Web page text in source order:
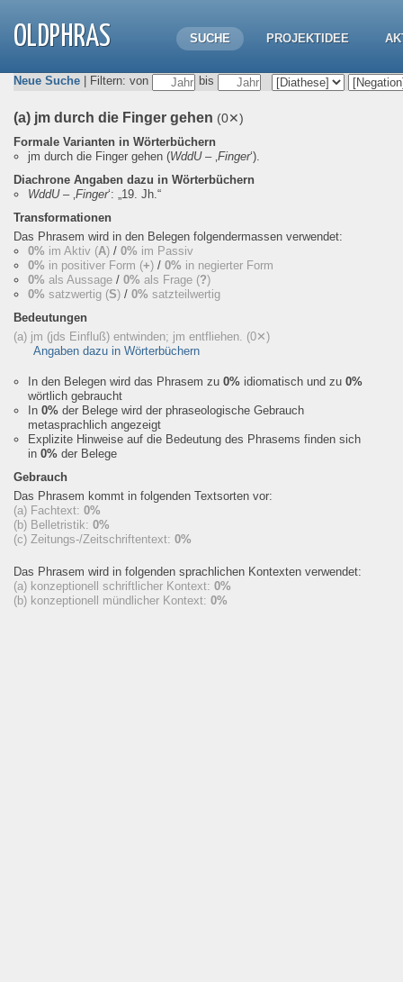
OLDPHRAS SUCHE PROJEKTIDEE
Neue Suche | Filtern: von bis
(a) jm durch die Finger gehen (0✕)
Formale Varianten in Wörterbüchern
jm durch die Finger gehen (WddU– ‚Finger‘).
Diachrone Angaben dazu in Wörterbüchern
WddU– ‚Finger‘: „19. Jh.“
Transformationen
Das Phrasem wird in den Belegen folgendermassen verwendet:
0% im Aktiv (A) / 0% im Passiv
0% in positiver Form (+) / 0% in negierter Form
0% als Aussage / 0% als Frage (?)
0% satzwertig (S) / 0% satzteilwertig
Bedeutungen
(a) jm (jds Einfluß) entwinden; jm entfliehen. (0✕)
Angaben dazu in Wörterbüchern
In den Belegen wird das Phrasem zu 0% idiomatisch und zu 0%
wörtlich gebraucht
In 0% der Belege wird der phraseologische Gebrauch
metasprachlich angezeigt
Explizite Hinweise auf die Bedeutung des Phrasems finden sich
in 0% der Belege
Gebrauch
Das Phrasem kommt in folgenden Textsorten vor:
(a) Fachtext: 0%
(b) Belletristik: 0%
(c) Zeitungs-/Zeitschriftentext: 0%
Das Phrasem wird in folgenden sprachlichen Kontexten verwendet:
(a) konzeptionell schriftlicher Kontext: 0%
(b) konzeptionell mündlicher Kontext: 0%